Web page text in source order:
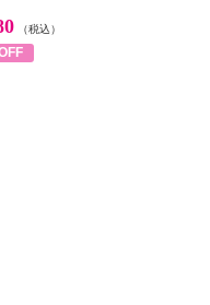
（税込）